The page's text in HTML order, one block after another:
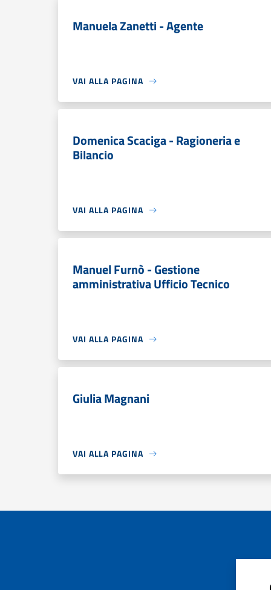
Manuela Zanetti - Agente
VAI ALLA PAGINA
Domenica Scaciga - Ragioneria e
Bilancio
VAI ALLA PAGINA
Manuel Furnò - Gestione
amministrativa Ufficio Tecnico
VAI ALLA PAGINA
Giulia Magnani
VAI ALLA PAGINA